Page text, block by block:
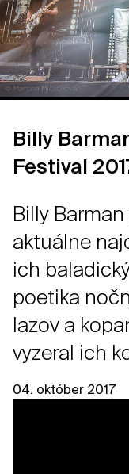
Billy
Festival
Billy
aktuálne
ich
poetika
lazov a
vyzeral ich
04. október 2017